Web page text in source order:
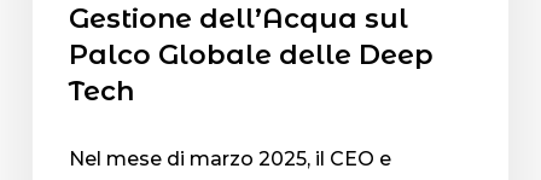
Gestione dell’Acqua sul
Palco Globale delle Deep
Tech
Nel mese di marzo 2025, il CEO e